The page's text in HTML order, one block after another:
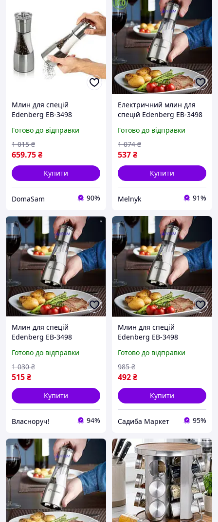
Млин для спецій
Edenberg EB-3498
Готово до відправки
659.75₴
1 015 ₴
Купити
DomaSam 90%
Електричний млин для
спецій Edenberg EB-3498
потужним механізмом
Готово до відправки
537₴
1 074 ₴
Купити
Melnyk 91%
Млин для спецій
Edenberg EB-3498
перцю з регульованим
помелом
Готово до відправки
515₴
1 030 ₴
Купити
Власноруч! 94%
Млин для спецій
Edenberg EB-3498
перцю з керамічним
механізмом
Готово до відправки
492₴
985 ₴
Купити
Садиба Маркет 95%